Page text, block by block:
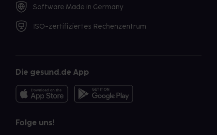
Software Made in Germany
ISO-zertifiziertes Rechenzentrum
Die gesund.de App
Folge uns!